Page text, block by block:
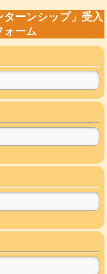
ターンシップ」受入
ォーム